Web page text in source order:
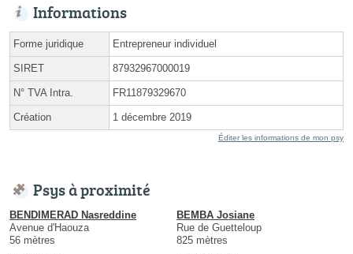
Informations
Forme juridique Entrepreneur individuel
SIRET 87932967000019
N° TVA Intra. FR11879329670
Création 1 décembre 2019
Éditer les informations de mon psy
Psys à proximité
BENDIMERAD Nasreddine
Avenue d'Haouza
56 mètres
BEMBA Josiane
Rue de Guetteloup
825 mètres